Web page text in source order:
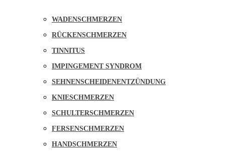
WADENSCHMERZEN
RÜCKENSCHMERZEN
TINNITUS
IMPINGEMENT SYNDROM
SEHNENSCHEIDENENTZÜNDUNG
KNIESCHMERZEN
SCHULTERSCHMERZEN
FERSENSCHMERZEN
HANDSCHMERZEN